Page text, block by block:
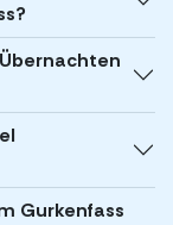
Gurkenfass